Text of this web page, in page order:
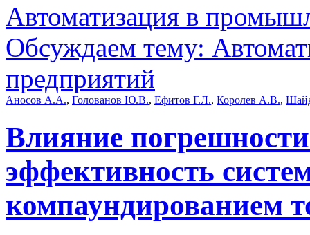
Автоматизация в
Обсуждаем тему:
предприятий
Аносов А.А., Голованов Ю.В., Ефитов Г.Л., Королев А.В.,
Влияние
эффективность
компаундированием